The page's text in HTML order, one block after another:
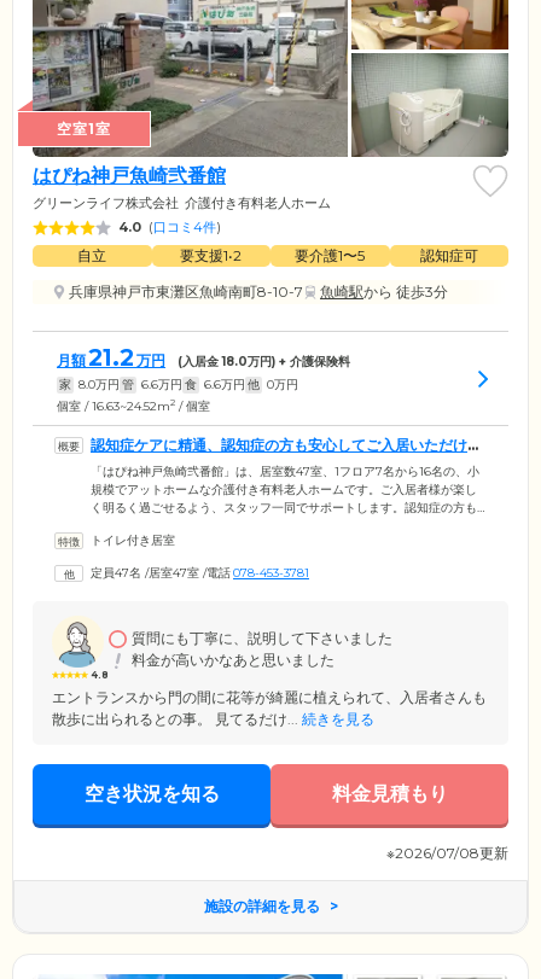
空室1室
はぴね神戸魚崎弐番館
グリーンライフ株式会社 介護付き有料老人ホーム
4.0 (口コミ4件)
自立 要支援1•2 要介護1〜5
認知症可
兵庫県神戸市東灘区魚崎南町8-10-7
魚崎駅から 徒歩3分
月額21.2 万円 (入居金18.0万円) + 介護保険料
家 8.0万円 管 6.6万円 食 6.6万円 他 0万円
個室 / 16.63~24.52m2 / 個室
認知症ケアに精通、認知症の方も安心してご入居いただけま
す
「はぴね神戸魚崎弐番館」は、居室数47室、1フロア7名から16名の、小
規模でアットホームな介護付き有料老人ホームです。ご入居者様が楽し
く明るく過ごせるよう、スタッフ一同でサポートします。認知症の方も
しているスタッフが生活をお手伝い。脳トレ、運動など認知症を遅らせ
る工夫もしています。医療機関との協力体制も整備し、訪問診療・往
トイレ付き居室
定員47名 /居室47室 /電話078-453-3781
4.8
質問にも丁寧に、説明して下さいました
料金が高いかなあと思いました
エントランスから門の間に花等が綺麗に植えられて、入居者さんも
散歩に出られるとの事。 見てるだけ... 続きを見る
空き状況を知る 料金見積もり
※2026/07/08更新
施設の詳細を見る